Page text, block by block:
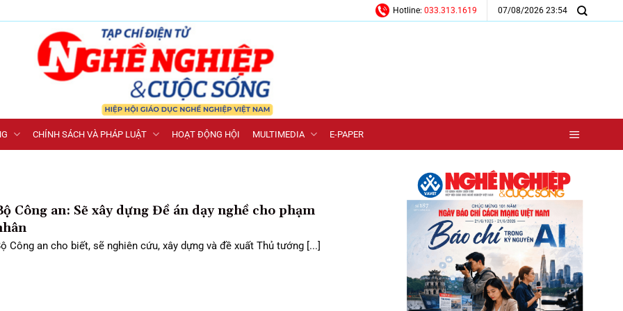
Hotline: 033.313.1619 07/08/2026 23:54
CHÍNH SÁCH VÀ PHÁP LUẬT HOẠT ĐỘNG HỘI MULTIMEDIA E-PAPER
Công an: Sẽ xây dựng Đề án dạy nghề cho phạm
Công an cho biết, sẽ nghiên cứu, xây dựng và đề xuất Thủ tướng [...]